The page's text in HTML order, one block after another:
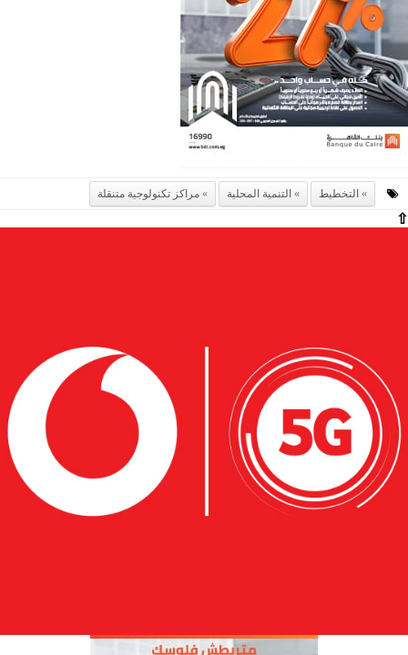
التخطيط التنمية المحلية مراكز تكنولوجية متنقلة
⇧